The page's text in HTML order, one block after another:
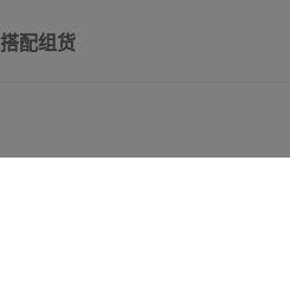
搭配组货